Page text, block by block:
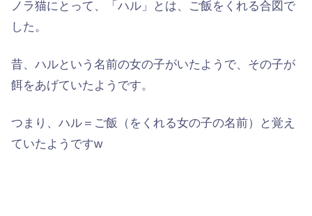
ノラ猫にとって、「ハル」とは、ご飯をくれる合図で
した。
昔、ハルという名前の女の子がいたようで、その子が
餌をあげていたようです。
つまり、 ハル＝ご飯（をくれる女の子の名前）
と覚え
ていたようですw